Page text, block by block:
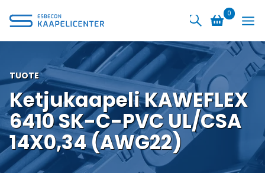
sisältöön
0
TUOTE
Ketjukaapeli KAWEFLEX
6410 SK-C-PVC UL/CSA
14X0,34 (AWG22)